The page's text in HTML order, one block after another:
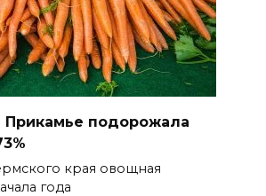
Прикамье подорожала
края овощная
года